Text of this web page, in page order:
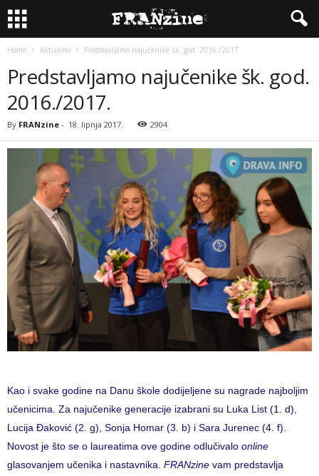
Home Aktualno Predstavljamo najučenike šk. god. 2016./2017.
Predstavljamo najučenike šk. god.
2016./2017.
By FRANzine - 18. lipnja 2017. 2904
Kao i svake godine na Danu škole dodijeljene su nagrade najboljim
učenicima. Za najučenike generacije izabrani su Luka List (1. d),
Lucija Đaković (2. g), Sonja Homar (3. b) i Sara Jurenec (4. f).
Novost je što se o laureatima ove godine odlučivalo online
glasovanjem učenika i nastavnika. FRANzine vam predstavlja